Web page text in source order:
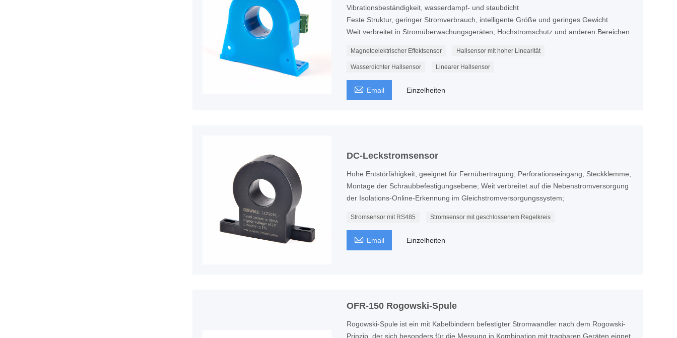
Vibrationsbeständigkeit, wasserdampf- und staubdicht
Feste Struktur, geringer Stromverbrauch, intelligente Größe und geringes Gewicht
Weit verbreitet in Stromüberwachungsgeräten, Hochstromschutz und anderen Bereichen.
Magnetoelektrischer Effektsensor Hallsensor mit hoher Linearität
Wasserdichter Hallsensor Linearer Hallsensor
 Email Einzelheiten
DC-Leckstromsensor
Hohe Entstörfähigkeit, geeignet für Fernübertragung; Perforationseingang, Steckklemme,
Montage der Schraubbefestigungsebene; Weit verbreitet auf die Nebenstromversorgung
der Isolations-Online-Erkennung im Gleichstromversorgungssystem;
Stromsensor mit RS485 Stromsensor mit geschlossenem Regelkreis
 Email Einzelheiten
OFR-150 Rogowski-Spule
Rogowski-Spule ist ein mit Kabelbindern befestigter Stromwandler nach dem Rogowski-
Prinzip, der sich besonders für die Messung in Kombination mit tragbaren Geräten eignet.